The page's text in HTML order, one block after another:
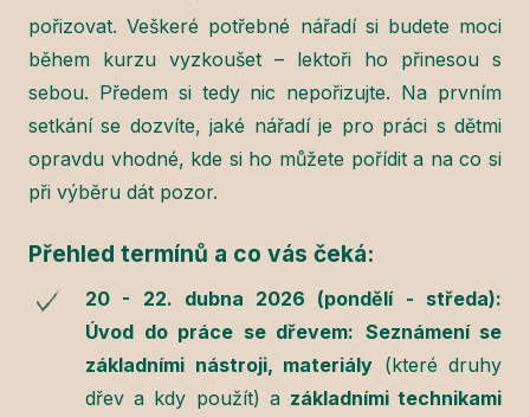
pořizovat. Veškeré potřebné nářadí si budete moci
během kurzu vyzkoušet – lektoři ho přinesou s
sebou. Předem si tedy nic nepořizujte. Na prvním
setkání se dozvíte, jaké nářadí je pro práci s dětmi
opravdu vhodné, kde si ho můžete pořídit a na co si
při výběru dát pozor.
Přehled termínů a co vás čeká:
20 - 22. dubna 2026 (pondělí - středa):
Úvod do práce se dřevem: Seznámení se
základními nástroji, materiály (které druhy
dřev a kdy použít) a základními technikami